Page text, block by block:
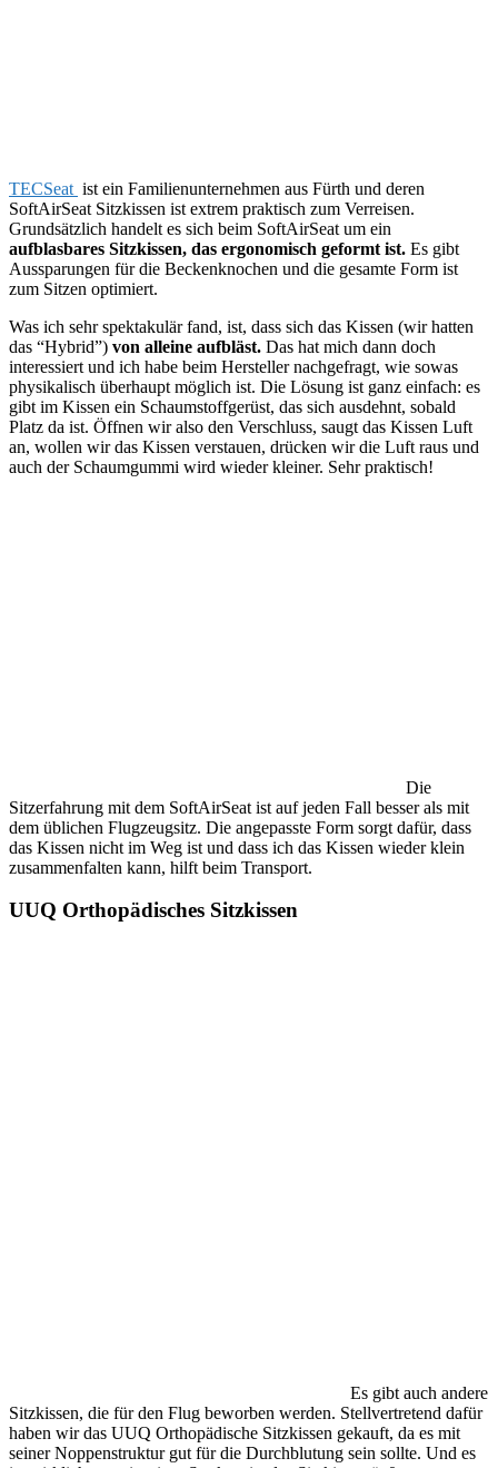
TECSeat ist ein Familienunternehmen aus Fürth und deren
SoftAirSeat Sitzkissen ist extrem praktisch zum Verreisen.
Grundsätzlich handelt es sich beim SoftAirSeat um ein
aufblasbares Sitzkissen, das ergonomisch geformt ist. Es gibt
Aussparungen für die Beckenknochen und die gesamte Form ist
zum Sitzen optimiert.
Was ich sehr spektakulär fand, ist, dass sich das Kissen (wir hatten
das “Hybrid”) von alleine aufbläst. Das hat mich dann doch
interessiert und ich habe beim Hersteller nachgefragt, wie sowas
physikalisch überhaupt möglich ist. Die Lösung ist ganz einfach: es
gibt im Kissen ein Schaumstoffgerüst, das sich ausdehnt, sobald
Platz da ist. Öffnen wir also den Verschluss, saugt das Kissen Luft
an, wollen wir das Kissen verstauen, drücken wir die Luft raus und
auch der Schaumgummi wird wieder kleiner. Sehr praktisch!
Die
Sitzerfahrung mit dem SoftAirSeat ist auf jeden Fall besser als mit
dem üblichen Flugzeugsitz. Die angepasste Form sorgt dafür, dass
das Kissen nicht im Weg ist und dass ich das Kissen wieder klein
zusammenfalten kann, hilft beim Transport.
UUQ Orthopädisches Sitzkissen
Es gibt auch andere
Sitzkissen, die für den Flug beworben werden. Stellvertretend dafür
haben wir das UUQ Orthopädische Sitzkissen gekauft, da es mit
seiner Noppenstruktur gut für die Durchblutung sein sollte. Und es